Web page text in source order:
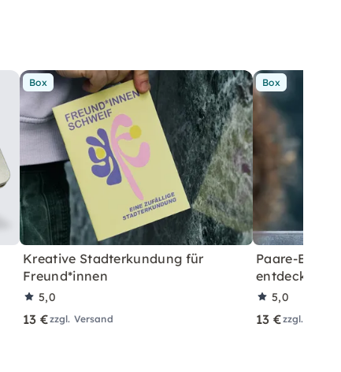
Box
Kreative Stadterkundung für
Freund*innen
5,0
13 €zzgl. Versand
Box
Paare-
entdecken
5,0
13 €zzgl.